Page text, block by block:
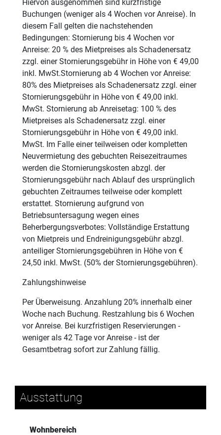
Hiervon ausgenommen sind kurzfristige
Buchungen (weniger als 4 Wochen vor Anreise). In
diesem Fall gelten die nachstehenden
Bedingungen: Stornierung bis 4 Wochen vor
Anreise: 20 % des Mietpreises als Schadenersatz
zzgl. einer Stornierungsgebühr in Höhe von € 49,00
inkl. MwSt.Stornierung ab 4 Wochen vor Anreise:
80% des Mietpreises als Schadenersatz zzgl. einer
Stornierungsgebühr in Höhe von € 49,00 inkl.
MwSt. Stornierung ab Anreisetag: 100 % des
Mietpreises als Schadenersatz zzgl. einer
Stornierungsgebühr in Höhe von € 49,00 inkl.
MwSt. Im Falle einer teilweisen oder kompletten
Neuvermietung des gebuchten Reisezeitraumes
werden die Stornierungskosten abzgl. der
Stornierungsgebühr nach Ablauf des ursprünglich
gebuchten Zeitraumes teilweise oder komplett
erstattet. Stornierung aufgrund von
Betriebsuntersagung wegen eines
Beherbergungsverbotes: Vollständige Erstattung
von Mietpreis und Endreinigungsgebühr abzgl.
anteiliger Stornierungsgebühren in Höhe von €
24,50 inkl. MwSt. (50% der Stornierungsgebühren).
Zahlungshinweise
Per Überweisung. Anzahlung 20% innerhalb einer
Woche nach Buchung. Restzahlung bis 6 Wochen
vor Anreise. Bei kurzfristigen Reservierungen -
weniger als 42 Tage vor Anreise - ist der
Gesamtbetrag sofort zur Zahlung fällig.
Ausstattung
Wohnbereich